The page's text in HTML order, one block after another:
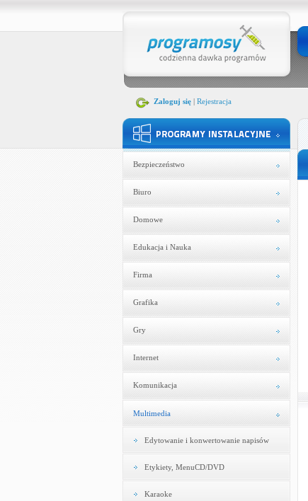
Zaloguj się| Rejestracja
Bezpieczeństwo
Biuro
Domowe
Edukacja i Nauka
Firma
Grafika
Gry
Internet
Komunikacja
Multimedia
Edytowanie i konwertowanie napisów
Etykiety, MenuCD/DVD
Karaoke